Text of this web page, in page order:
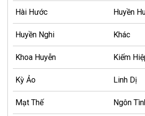
Hài Hước Huyền
Huyền Nghi Khác
Khoa Huyễn Kiếm
Kỳ Ảo Linh Dị
Mạt Thế Ngôn